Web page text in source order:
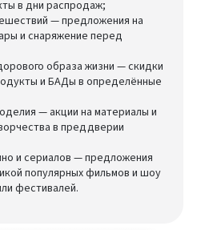
в дни распродаж;
— предложения на
и снаряжение перед
образа жизни — скидки
и БАДы в определённые
— акции на материалы и
в преддверии
и сериалов — предложения
популярных фильмов и шоу
фестивалей.